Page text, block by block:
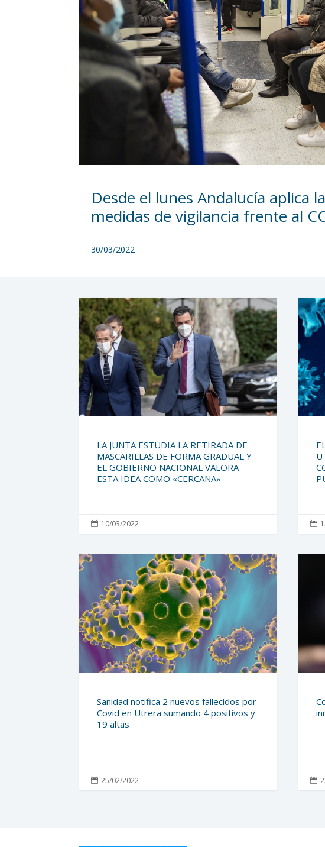
Desde el lunes Andalucía aplica
medidas de vigilancia frente al
30/03/2022
LA JUNTA ESTUDIA LA RETIRADA DE
MASCARILLAS DE FORMA GRADUAL Y
EL GOBIERNO NACIONAL VALORA
ESTA IDEA COMO «CERCANA»
 10/03/2022 
Sanidad notifica 2 nuevos fallecidos por
Covid en Utrera sumando 4 positivos y
19 altas
 25/02/2022 